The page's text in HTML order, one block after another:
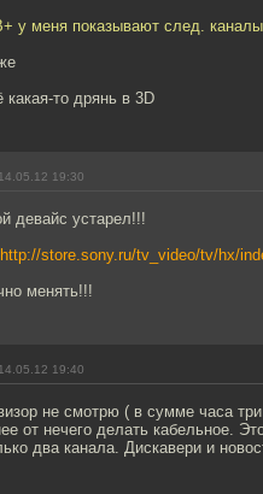
у меня показывают след.
какая-то дрянь в 3D
19:30
девайс устарел!!!
http://store.sony.ru/tv_video/tv/hx/
менять!!!
19:40
не смотрю ( в сумме часа
от нечего делать кабельное.
два канала. Дискавери и